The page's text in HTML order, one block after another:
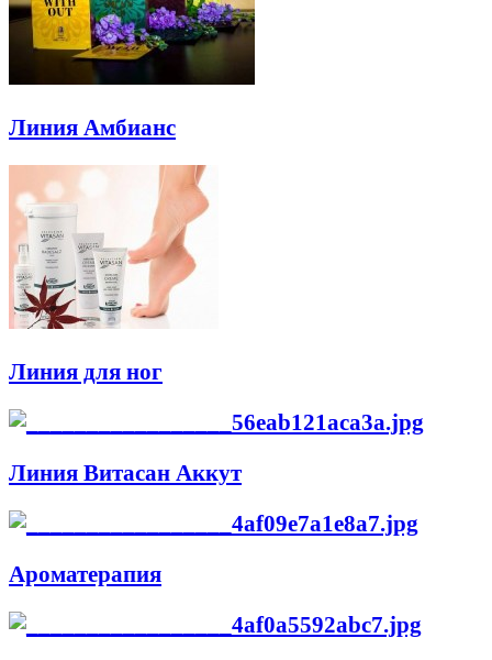
Линия Амбианс
Линия для ног
Линия Витасан Аккут
Ароматерапия